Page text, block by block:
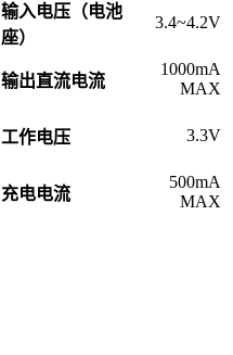
输入电压（电池
座）
3.4~4.2V
输出直流电流
1000mA
MAX
工作电压 3.3V
充电电流
500mA
MAX